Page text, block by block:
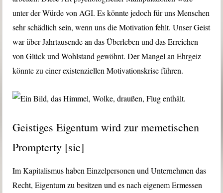
unter der Würde von AGI. Es könnte jedoch für uns Menschen
sehr schädlich sein, wenn uns die Motivation fehlt. Unser Geist
war über Jahrtausende an das Überleben und das Erreichen
von Glück und Wohlstand gewöhnt. Der Mangel an Ehrgeiz
könnte zu einer existenziellen Motivationskrise führen.
Geistiges Eigentum wird zur memetischen
Prompterty [sic]
Im Kapitalismus haben Einzelpersonen und Unternehmen das
Recht, Eigentum zu besitzen und es nach eigenem Ermessen